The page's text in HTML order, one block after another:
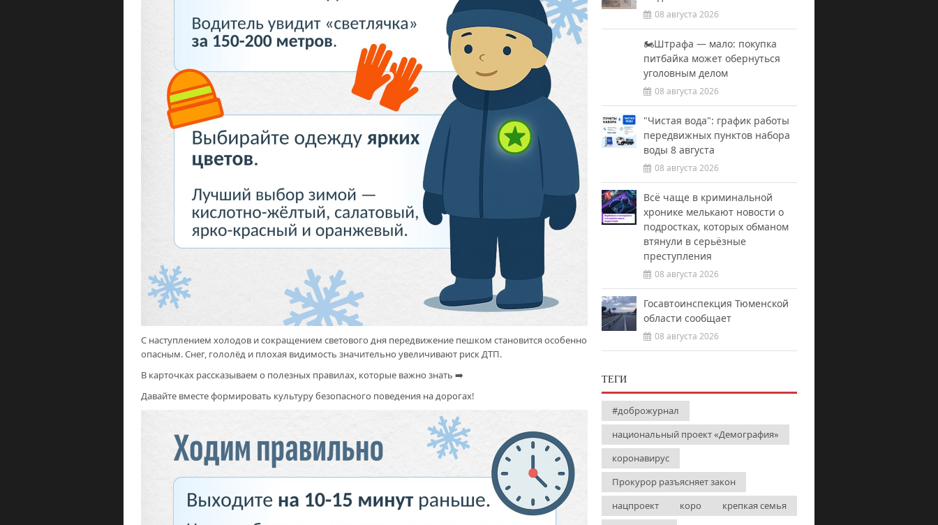
С наступлением холодов и сокращением светового дня передвижение пешком становится особенно
опасным. Снег, гололёд и плохая видимость значительно увеличивают риск ДТП.
В карточках рассказываем о полезных правилах, которые важно знать ➡️
Давайте вместе формировать культуру безопасного поведения на дорогах!
08 августа 2026
🏍️Штрафа — мало: покупка
питбайка может обернуться
уголовным делом
08 августа 2026
"Чистая вода": график работы
передвижных пунктов набора
воды 8 августа
08 августа 2026
Всё чаще в криминальной
хронике мелькают новости о
подростках, которых обманом
втянули в серьёзные
преступления
08 августа 2026
Госавтоинспекция Тюменской
области сообщает
08 августа 2026
ТЕГИ
#доброжурнал
национальный проект «Демография»
коронавирус
Прокурор разъясняет закон
нацпроект
коро
крепкая семья